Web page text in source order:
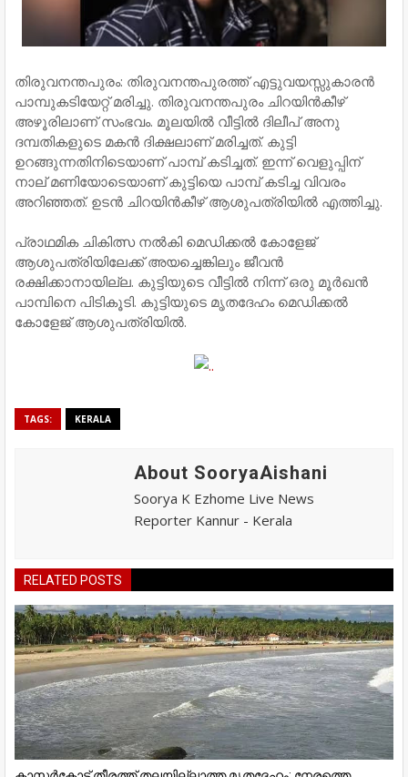
തിരുവനന്തപുരം: തിരുവനന്തപുരത്ത് എട്ടുവയസ്സുകാരൻ
പാമ്പുകടിയേറ്റ് മരിച്ചു. തിരുവനന്തപുരം ചിറയിൻകീഴ്
അഴൂരിലാണ് സംഭവം. മൂലയിൽ വീട്ടിൽ ദിലീപ് അനു
ദമ്പതികളുടെ മകൻ ദിക്ഷലാണ് മരിച്ചത്. കുട്ടി
ഉറങ്ങുന്നതിനിടെയാണ് പാമ്പ് കടിച്ചത്. ഇന്ന് വെളുപ്പിന്
നാല് മണിയോടെയാണ് കുട്ടിയെ പാമ്പ് കടിച്ച വിവരം
അറിഞ്ഞത്. ഉടൻ ചിറയിൻകീഴ് ആശുപത്രിയിൽ എത്തിച്ചു.
പ്രാഥമിക ചികിത്സ നൽകി മെഡിക്കൽ കോളേജ്
ആശുപത്രിയിലേക്ക് അയച്ചെങ്കിലും ജീവൻ
രക്ഷിക്കാനായില്ല. കുട്ടിയുടെ വീട്ടിൽ നിന്ന് ഒരു മൂർഖൻ
പാമ്പിനെ പിടികൂടി. കുട്ടിയുടെ മൃതദേഹം മെഡിക്കൽ
കോളേജ് ആശുപത്രിയിൽ.
TAGS: KERALA
About SooryaAishani
Soorya K Ezhome Live News
Reporter Kannur - Kerala
RELATED POSTS